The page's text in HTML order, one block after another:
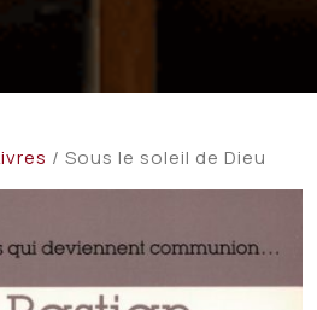
/ Sous le soleil de Dieu